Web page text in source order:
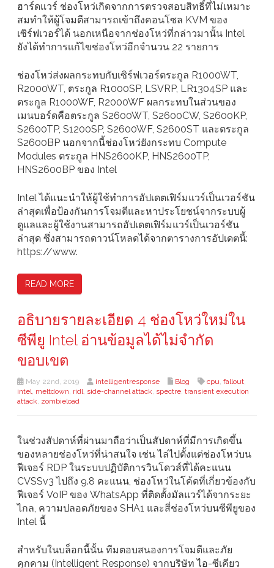
ฮาร์ดแวร์ ช่องโหว่เกิดจากการตรวจสอบสิทธิ์ที่ไม่เหมาะ
สมทำให้ผู้โจมตีสามารถเข้าถึงคอนโซล KVM ของ
เซิร์ฟเวอร์ได้ นอกเหนือจากช่องโหว่ที่กล่าวมานั้น Intel
ยังได้ทำการเเก้ไขช่องโหว่อีกจำนวน 22 รายการ
ช่องโหว่ส่งผลกระทบกับเซิร์ฟเวอร์ตระกูล R1000WT,
R2000WT, ตระกูล R1000SP, LSVRP, LR1304SP และ
ตระกูล R1000WF, R2000WF ผลกระทบในส่วนของ
เมนบอร์ดคือตระกูล S2600WT, S2600CW, S2600KP,
S2600TP, S1200SP, S2600WF, S2600ST และตระกูล
S2600BP นอกจากนี้ช่องโหว่ยังกระทบ Compute
Modules ตระกูล HNS2600KP, HNS2600TP,
HNS2600BP ของ Intel
Intel ได้แนะนำให้ผู้ใช้ทำการอัปเดตเฟิร์มแวร์เป็นเวอร์ชัน
ล่าสุดเพื่อป้องกันการโจมตีและหาประโยชน์จากระบบผู้
ดูแลและผู้ใช้งานสามารถอัปเดตเฟิร์มแวร์เป็นเวอร์ชัน
ล่าสุด ซึ่งสามารถดาวน์โหลดได้จากตารางการอัปเดตนี้:
https://www.
READ MORE
อธิบายรายละเอียด 4 ช่องโหว่ใหม่ใน
ซีพียู Intel อ่านข้อมูลได้ไม่จำกัด
ขอบเขต
May 22nd, 2019 intelligentresponse Blog cpu, fallout,
intel, meltdown, ridl, side-channel attack, spectre, transient execution
attack, zombieload
ในช่วงสัปดาห์ที่ผ่านมาถือว่าเป็นสัปดาห์ที่มีการเกิดขึ้น
ของหลายช่องโหว่ที่น่าสนใจ เช่น ไล่ไปตั้งแต่ช่องโหว่บน
ฟีเจอร์ RDP ในระบบปฏิบัติการวินโดวส์ที่ได้คะแนน
CVSSv3 ไปถึง 9.8 คะแนน, ช่องโหว่ในโค้ดที่เกี่ยวข้องกับ
ฟีเจอร์ VoIP ของ WhatsApp ที่ติดตั้งมัลแวร์ได้จากระยะ
ไกล, ความปลอดภัยของ SHA1 และสี่ช่องโหว่บนซีพียูของ
Intel นี้
สำหรับในบล็อกนี้นั้น ทีมตอบสนองการโจมตีและภัย
คุกคาม (Intelligent Response) จากบริษัท ไอ-ซีเคียว